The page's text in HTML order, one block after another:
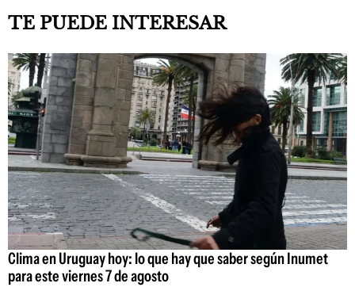
TE PUEDE INTERESAR
Clima en Uruguay hoy: lo que hay que saber según Inumet
para este viernes 7 de agosto